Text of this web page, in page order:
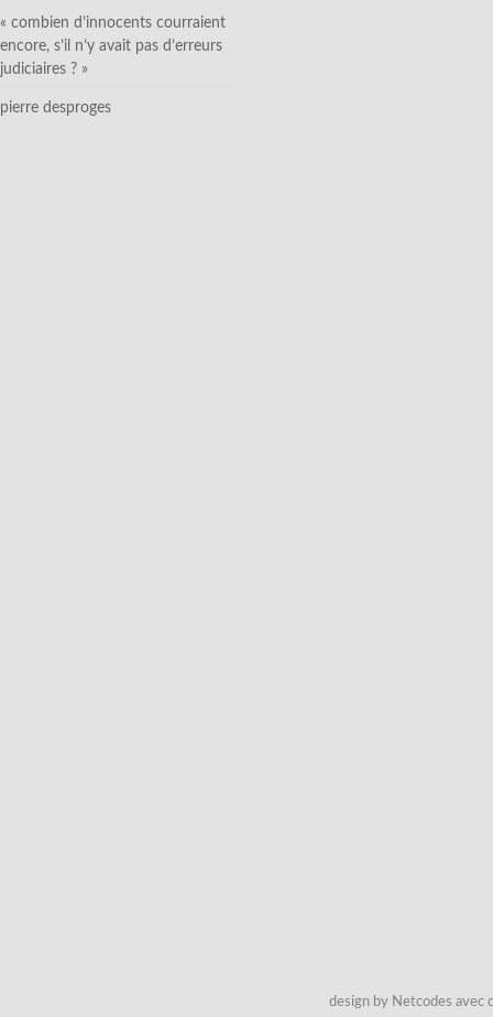
« combien d’innocents courraient
encore, s’il n’y avait pas d’erreurs
judiciaires ? »
pierre desproges
design by Netcodes avec